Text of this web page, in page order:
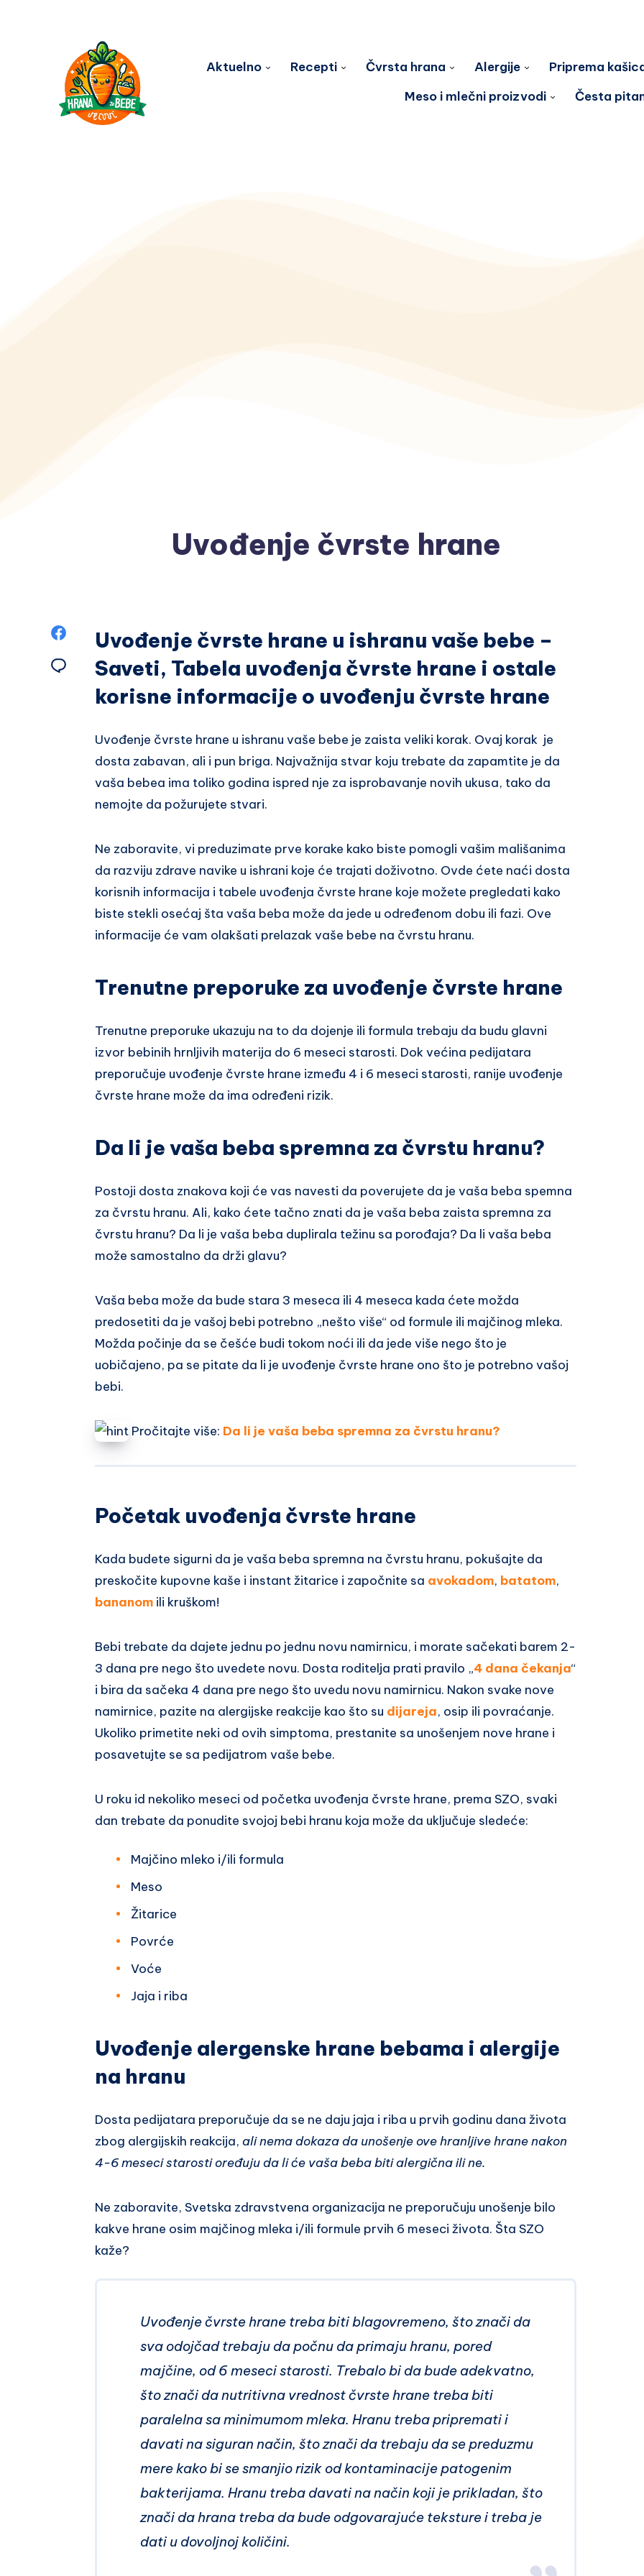
Aktuelno Recepti Čvrsta hrana Alergije Priprema
Meso i mlečni proizvodi
Česta
Uvođenje čvrste hrane
Podeli
Facebook
Podeli
Uvođenje čvrste hrane u ishranu vaše bebe –
Saveti, Tabela uvođenja čvrste hrane i ostale
korisne informacije o uvođenju čvrste hrane
Uvođenje čvrste hrane u ishranu vaše bebe je zaista veliki korak. Ovaj korak je
dosta zabavan, ali i pun briga. Najvažnija stvar koju trebate da zapamtite je da
vaša bebea ima toliko godina ispred nje za isprobavanje novih ukusa, tako da
nemojte da požurujete stvari.
Ne zaboravite, vi preduzimate prve korake kako biste pomogli vašim mališanima
da razviju zdrave navike u ishrani koje će trajati doživotno. Ovde ćete naći dosta
korisnih informacija i tabele uvođenja čvrste hrane koje možete pregledati kako
biste stekli osećaj šta vaša beba može da jede u određenom dobu ili fazi. Ove
informacije će vam olakšati prelazak vaše bebe na čvrstu hranu.
Trenutne preporuke za uvođenje čvrste hrane
Trenutne preporuke ukazuju na to da dojenje ili formula trebaju da budu glavni
izvor bebinih hrnljivih materija do 6 meseci starosti. Dok većina pedijatara
preporučuje uvođenje čvrste hrane između 4 i 6 meseci starosti, ranije uvođenje
čvrste hrane može da ima određeni rizik.
Da li je vaša beba spremna za čvrstu hranu?
Postoji dosta znakova koji će vas navesti da poverujete da je vaša beba spemna
za čvrstu hranu. Ali, kako ćete tačno znati da je vaša beba zaista spremna za
čvrstu hranu? Da li je vaša beba duplirala težinu sa porođaja? Da li vaša beba
može samostalno da drži glavu?
Vaša beba može da bude stara 3 meseca ili 4 meseca kada ćete možda
predosetiti da je vašoj bebi potrebno „nešto više“ od formule ili majčinog mleka.
Možda počinje da se češće budi tokom noći ili da jede više nego što je
uobičajeno, pa se pitate da li je uvođenje čvrste hrane ono što je potrebno vašoj
bebi.
Pročitajte više: Da li je vaša beba spremna za čvrstu hranu?
Početak uvođenja čvrste hrane
Kada budete sigurni da je vaša beba spremna na čvrstu hranu, pokušajte da
preskočite kupovne kaše i instant žitarice i započnite sa avokadom, batatom,
bananom ili kruškom!
Bebi trebate da dajete jednu po jednu novu namirnicu, i morate sačekati barem 2-
3 dana pre nego što uvedete novu. Dosta roditelja prati pravilo „4 dana čekanja“
i bira da sačeka 4 dana pre nego što uvedu novu namirnicu. Nakon svake nove
namirnice, pazite na alergijske reakcije kao što su dijareja, osip ili povraćanje.
Ukoliko primetite neki od ovih simptoma, prestanite sa unošenjem nove hrane i
posavetujte se sa pedijatrom vaše bebe.
U roku id nekoliko meseci od početka uvođenja čvrste hrane, prema SZO, svaki
dan trebate da ponudite svojoj bebi hranu koja može da uključuje sledeće:
Majčino mleko i/ili formula
Meso
Žitarice
Povrće
Voće
Jaja i riba
Uvođenje alergenske hrane bebama i alergije
na hranu
Dosta pedijatara preporučuje da se ne daju jaja i riba u prvih godinu dana života
zbog alergijskih reakcija, ali nema dokaza da unošenje ove hranljive hrane nakon
4-6 meseci starosti oređuju da li će vaša beba biti alergična ili ne.
Ne zaboravite, Svetska zdravstvena organizacija ne preporučuju unošenje bilo
kakve hrane osim majčinog mleka i/ili formule prvih 6 meseci života. Šta SZO
kaže?
Uvođenje čvrste hrane treba biti blagovremeno, što znači da
sva odojčad trebaju da počnu da primaju hranu, pored
majčine, od 6 meseci starosti. Trebalo bi da bude adekvatno,
što znači da nutritivna vrednost čvrste hrane treba biti
paralelna sa minimumom mleka. Hranu treba pripremati i
davati na siguran način, što znači da trebaju da se preduzmu
mere kako bi se smanjio rizik od kontaminacije patogenim
bakterijama. Hranu treba davati na način koji je prikladan, što
znači da hrana treba da bude odgovarajuće teksture i treba je
dati u dovoljnoj količini.